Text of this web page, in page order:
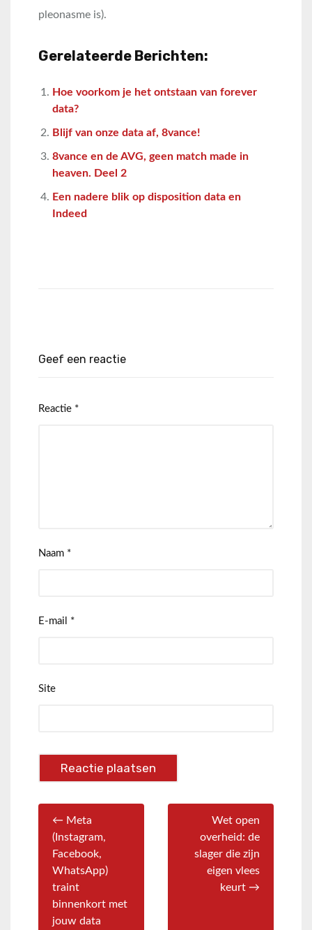
pleonasme is).
Gerelateerde Berichten:
Hoe voorkom je het ontstaan van forever
data?
Blijf van onze data af, 8vance!
8vance en de AVG, geen match made in
heaven. Deel 2
Een nadere blik op disposition data en
Indeed
Geef een reactie
Reactie *
Naam *
E-mail *
Site
← Meta
(Instagram,
Facebook,
WhatsApp)
traint
binnenkort met
jouw data
Wet open
overheid: de
slager die zijn
eigen vlees
keurt →